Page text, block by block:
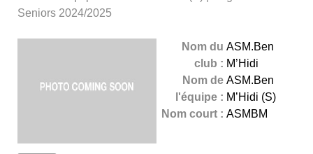
Seniors 2024/2025
Nom du
club :
ASM.Ben
M’Hidi
Nom de
l'équipe :
ASM.Ben
M’Hidi (S)
Nom court : ASMBM